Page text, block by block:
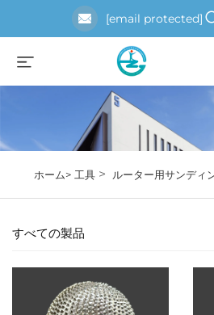
[email protected]
ホーム> 工具> ルーター用サンディ
すべての製品